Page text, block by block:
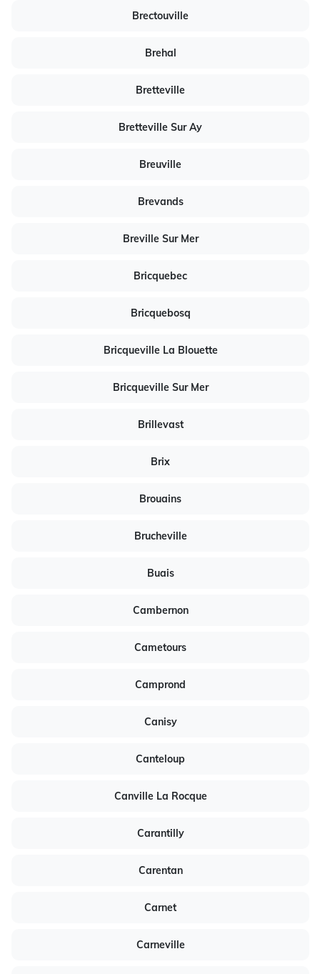
Brectouville
Brehal
Bretteville
Bretteville Sur Ay
Breuville
Brevands
Breville Sur Mer
Bricquebec
Bricquebosq
Bricqueville La Blouette
Bricqueville Sur Mer
Brillevast
Brix
Brouains
Brucheville
Buais
Cambernon
Cametours
Camprond
Canisy
Canteloup
Canville La Rocque
Carantilly
Carentan
Carnet
Carneville